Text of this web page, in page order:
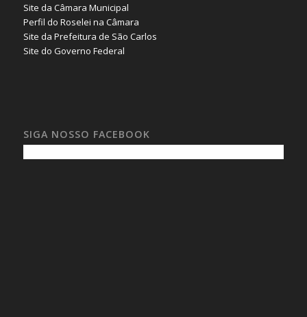
Site da Câmara Municipal
Perfil do Roselei na Câmara
Site da Prefeitura de São Carlos
Site do Governo Federal
SIGA NOSSO FACEBOOK